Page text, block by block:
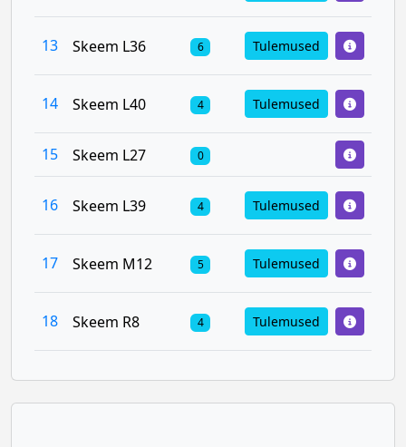
13 Skeem L36 6 Tulemused
14 Skeem L40 4 Tulemused
15 Skeem L27 0
16 Skeem L39 4 Tulemused
17 Skeem M12 5 Tulemused
18 Skeem R8 4 Tulemused